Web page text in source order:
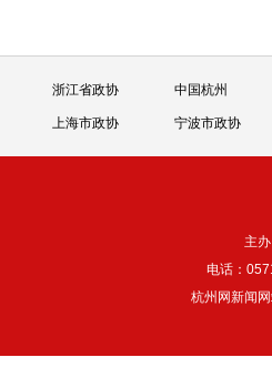
浙江省政协 中国杭州
上海市政协 宁波市政协
主
电话：
杭州网新闻